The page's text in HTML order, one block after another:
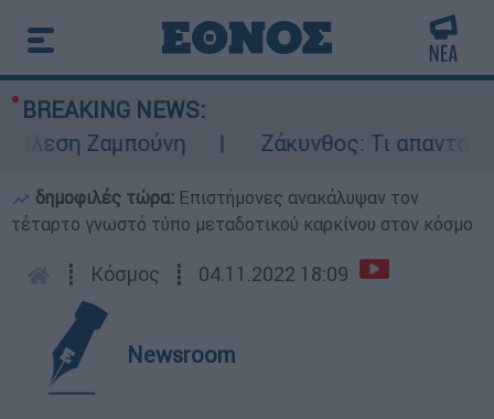
BREAKING NEWS:
Ζαμπούνη
Ζάκυνθος: Τι απαντά η
δημοφιλές τώρα: Επιστήμονες ανακάλυψαν τον
τέταρτο γνωστό τύπο μεταδοτικού καρκίνου στον κόσμο
┋ Κόσμος ┋ 04.11.2022 18:09
Newsroom